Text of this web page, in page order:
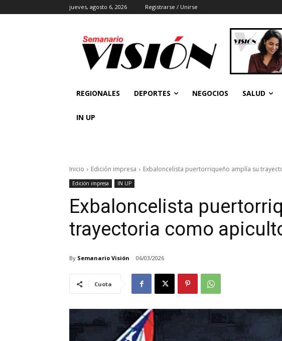
jueves, agosto 6, 2026 Registrarse / Unirse
REGIONALES DEPORTES NEGOCIOS SALUD
IN UP
Inicio Edición impresa Exbaloncelista puertorriqueño amplía su
Edición impresa IN UP
Exbaloncelista
trayectoria como
By Semanario Visión 06/03/2026
Cuota